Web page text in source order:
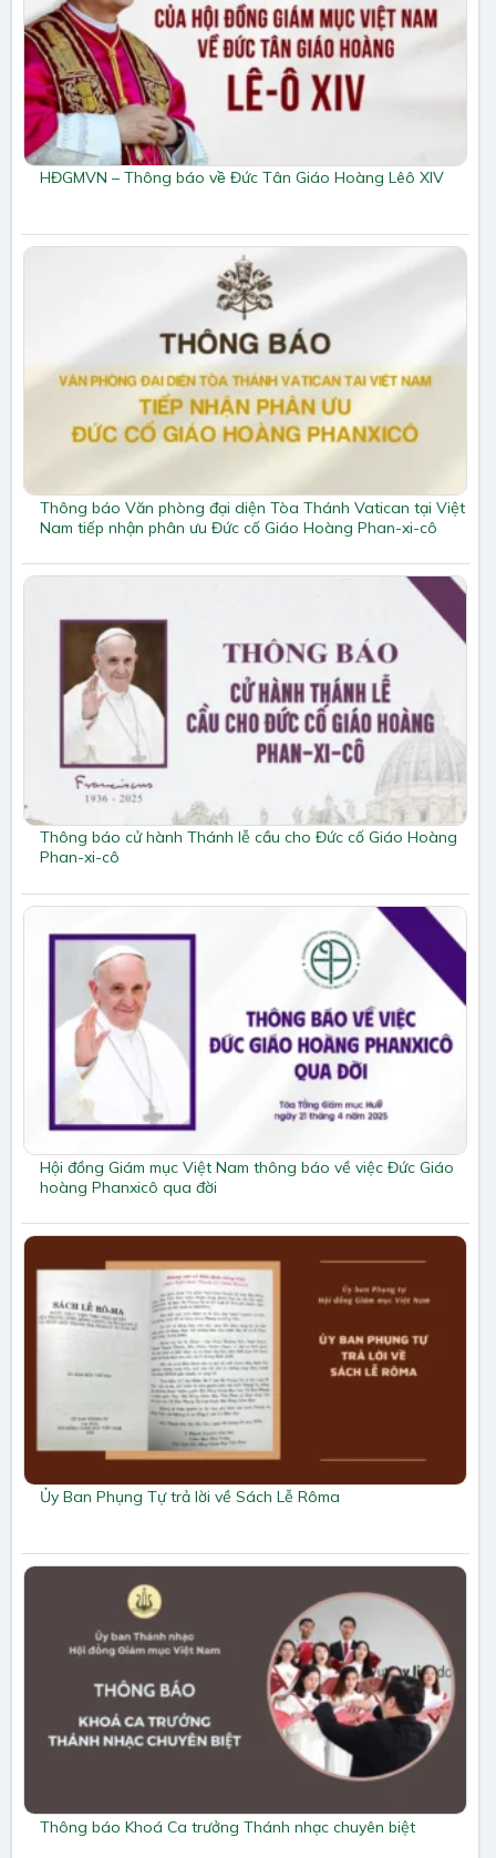
HĐGMVN – Thông báo về Đức Tân Giáo Hoàng Lêô XIV
Thông báo Văn phòng đại diện Tòa Thánh Vatican tại Việt
Nam tiếp nhận phân ưu Đức cố Giáo Hoàng Phan-xi-cô
Thông báo cử hành Thánh lễ cầu cho Đức cố Giáo Hoàng
Phan-xi-cô
Hội đồng Giám mục Việt Nam thông báo về việc Đức Giáo
hoàng Phanxicô qua đời
Ủy Ban Phụng Tự trả lời về Sách Lễ Rôma
Thông báo Khoá Ca trưởng Thánh nhạc chuyên biệt